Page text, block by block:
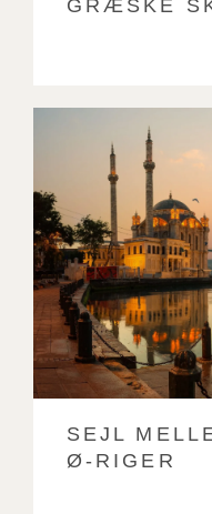
GRÆSKE
SEJL
Ø-RIGER